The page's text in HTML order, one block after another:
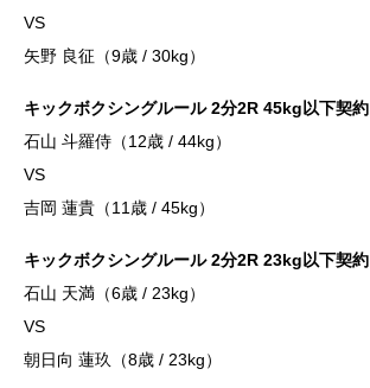
VS
矢野 良征（9歳 / 30kg）
キックボクシングルール 2分2R 45kg以下契約
石山 斗羅侍（12歳 / 44kg）
VS
吉岡 蓮貴（11歳 / 45kg）
キックボクシングルール 2分2R 23kg以下契約
石山 天満（6歳 / 23kg）
VS
朝日向 蓮玖（8歳 / 23kg）